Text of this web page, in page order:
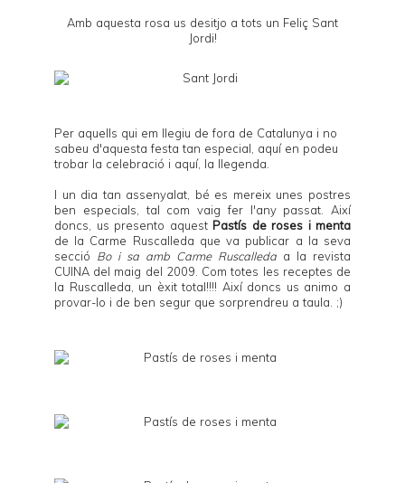
Amb aquesta rosa us desitjo a tots un Feliç Sant
Jordi!
Per aquells qui em llegiu de fora de Catalunya i no
sabeu d'aquesta festa tan especial, aquíen podeu
trobar la celebració i aquí, la llegenda.
I un dia tan assenyalat, bé es mereix unes postres
ben especials, tal com vaig fer l'any passat . Així
doncs, us presento aquest Pastís de roses i menta
de la Carme Ruscalleda que va publicar a la seva
secció Bo i sa amb Carme Ruscalleda a la revista
CUINA del maig del 2009 . Com totes les receptes de
la Ruscalleda, un èxit total!!!! Així doncs us animo a
provar-lo i de ben segur que sorprendreu a taula. ;)